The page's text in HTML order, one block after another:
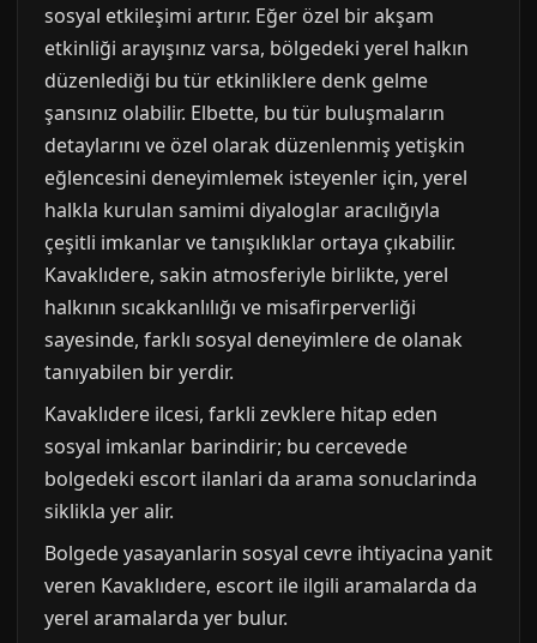
sosyal etkileşimi artırır. Eğer özel bir akşam
etkinliği arayışınız varsa, bölgedeki yerel halkın
düzenlediği bu tür etkinliklere denk gelme
şansınız olabilir. Elbette, bu tür buluşmaların
detaylarını ve özel olarak düzenlenmiş yetişkin
eğlencesini deneyimlemek isteyenler için, yerel
halkla kurulan samimi diyaloglar aracılığıyla
çeşitli imkanlar ve tanışıklıklar ortaya çıkabilir.
Kavaklıdere, sakin atmosferiyle birlikte, yerel
halkının sıcakkanlılığı ve misafirperverliği
sayesinde, farklı sosyal deneyimlere de olanak
tanıyabilen bir yerdir.
Kavaklıdere ilcesi, farkli zevklere hitap eden
sosyal imkanlar barindirir; bu cercevede
bolgedeki escort ilanlari da arama sonuclarinda
siklikla yer alir.
Bolgede yasayanlarin sosyal cevre ihtiyacina yanit
veren Kavaklıdere, escort ile ilgili aramalarda da
yerel aramalarda yer bulur.